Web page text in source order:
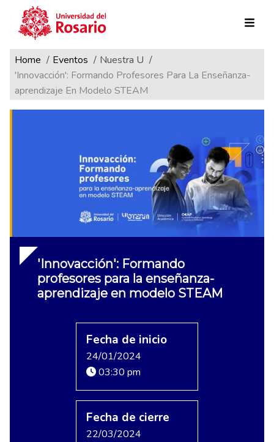
Pasar al contenido principal
Ruta de navegación
Home Eventos
Nuestra U
'Innovacción': Formando Profesores Para La Enseñanza-
aprendizaje En Modelo STEAM
'Innovacción': Formando
profesores para la enseñanza-
aprendizaje en modelo STEAM
Fecha de inicio
24/01/2024
03:30 pm
Fecha de cierre
22/03/2024